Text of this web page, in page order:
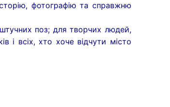
фотографію та справжню
поз; для творчих людей,
і всіх, хто хоче відчути місто